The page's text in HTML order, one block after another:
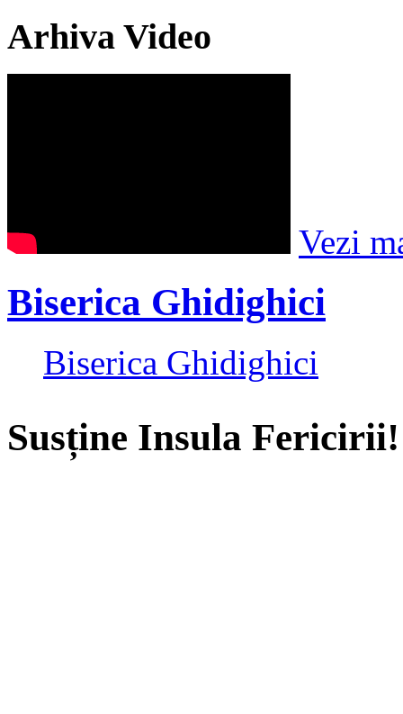
Arhiva Video
Vezi
Biserica Ghidighici
Biserica Ghidighici
Susține Insula Fericirii!